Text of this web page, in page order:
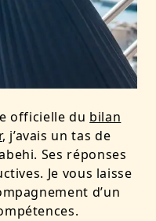
officielle du bilan
, j’avais un tas de
Ses réponses
Je vous laisse
d’un